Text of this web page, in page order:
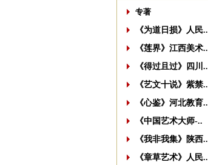
专著
《为道日损》人民..
《莲界》江西美术..
《得过且过》四川..
《艺文十说》紫禁..
《心鉴》河北教育..
《中国艺术大师-..
《我非我集》陕西..
《章草艺术》人民..